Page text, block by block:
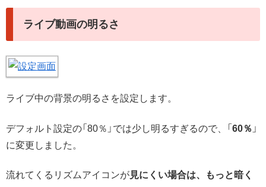
ライブ動画の明るさ
ライブ中の背景の明るさを設定します。
デフォルト設定の「80％」では少し明るすぎるので、「 60％ 」
に変更しました。
流れてくるリズムアイコンが見にくい場合は、もっと暗く